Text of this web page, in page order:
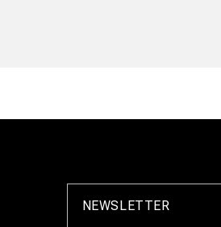
NEWSLETTER